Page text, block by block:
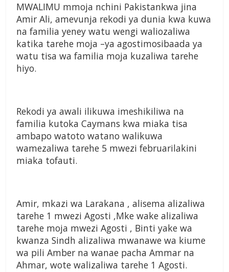
MWALIMU mmoja nchini Pakistankwa jina
Amir Ali, amevunja rekodi ya dunia kwa kuwa
na familia yeney watu wengi waliozaliwa
katika tarehe moja –ya agostimosibaada ya
watu tisa wa familia moja kuzaliwa tarehe
hiyo.
Rekodi ya awali ilikuwa imeshikiliwa na
familia kutoka Caymans kwa miaka tisa
ambapo watoto watano walikuwa
wamezaliwa tarehe 5 mwezi februarilakini
miaka tofauti.
Amir, mkazi wa Larakana , alisema alizaliwa
tarehe 1 mwezi Agosti ,Mke wake alizaliwa
tarehe moja mwezi Agosti , Binti yake wa
kwanza Sindh alizaliwa mwanawe wa kiume
wa pili Amber na wanae pacha Ammar na
Ahmar, wote walizaliwa tarehe 1 Agosti.